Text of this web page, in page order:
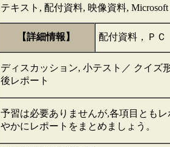
テキスト, 配付資料, 映像資料, Microsoft
【詳細情報】 配付資料，Ｐ
ディスカッション, 小テスト／ クイズ
後レポート
予習は必要ありませんが,各項目とも
やかにレポートをまとめましょう。